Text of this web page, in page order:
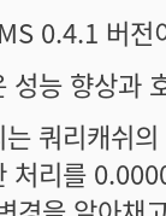
0.4.1 버전
성능 향상과
쿼리캐쉬
리를